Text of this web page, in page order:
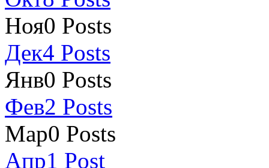
Ноя0 Posts
Дек4 Posts
Янв0 Posts
Фев2 Posts
Мар0 Posts
Апр1 Post